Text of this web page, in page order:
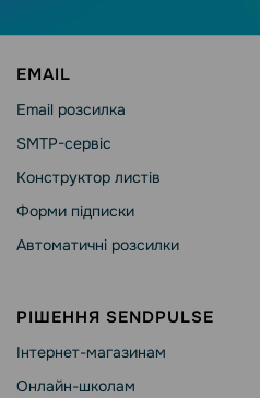
EMAIL
Email розсилка
SMTP-сервіс
Конструктор листів
Форми підписки
Автоматичні розсилки
РІШЕННЯ SENDPULSE
Інтернет-магазинам
Онлайн-школам